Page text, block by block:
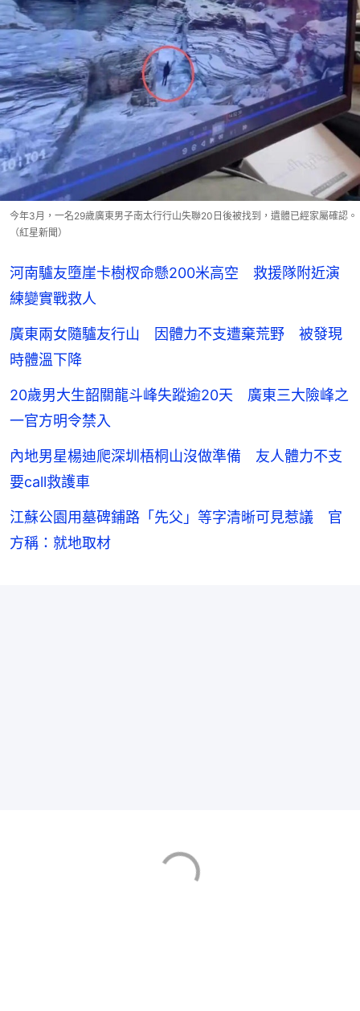
今年3月，一名29歲廣東男子南太行行山失聯20日後被找到，遺體已經家屬確認。
（紅星新聞）
河南驢友墮崖卡樹杈命懸200米高空 救援隊附近演
練變實戰救人
廣東兩女隨驢友行山 因體力不支遭棄荒野 被發現
時體溫下降
20歲男大生韶關龍斗峰失蹤逾20天 廣東三大險峰之
一官方明令禁入
內地男星楊迪爬深圳梧桐山沒做準備 友人體力不支
要call救護車
江蘇公園用墓碑鋪路「先父」等字清晰可見惹議 官
方稱：就地取材